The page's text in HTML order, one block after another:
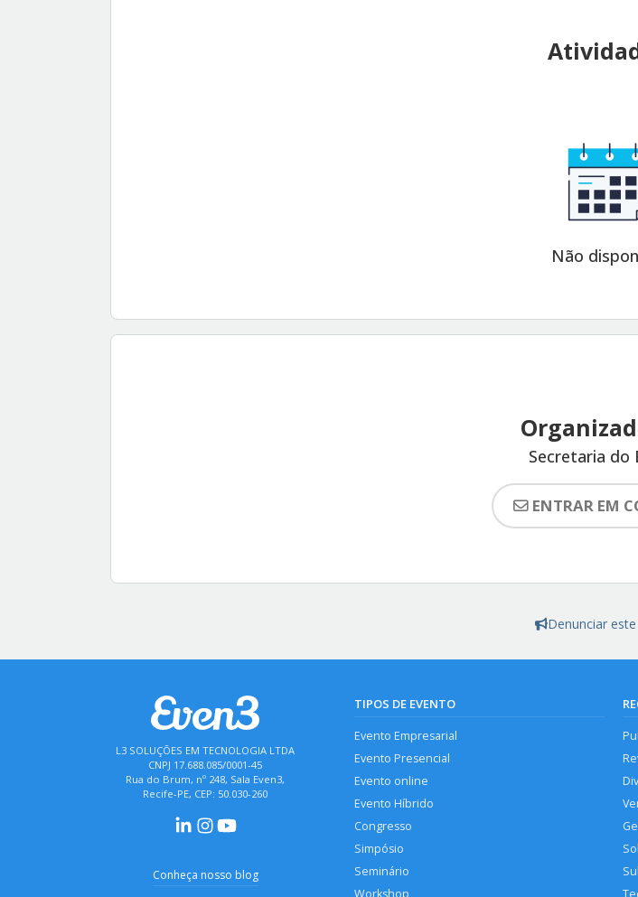
Não
Secretaria do
ENTRAR EM
Denunciar
L3 SOLUÇÕES EM TECNOLOGIA LTDA
CNPJ 17.688.085/0001-45
Rua do Brum, nº 248, Sala Even3,
Recife-PE, CEP: 50.030-260
Conheça nosso blog
TIPOS DE EVENTO
Evento Empresarial
Evento Presencial
Evento online
Evento Híbrido
Congresso
Simpósio
Seminário
Workshop